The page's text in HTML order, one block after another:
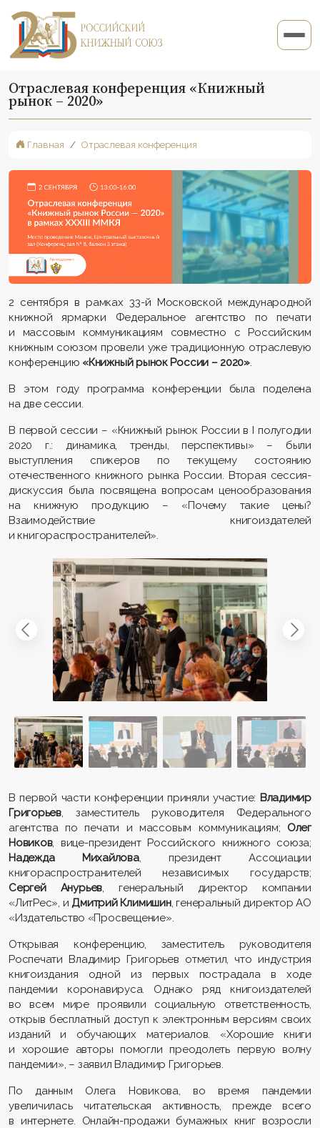
Отраслевая конференция «Книжный
рынок – 2020»
Главная Отраслевая конференция
2 сентября в рамках 33-й Московской международной
книжной ярмарки Федеральное агентство по печати
и массовым коммуникациям совместно с Российским
книжным союзом провели уже традиционную отраслевую
конференцию «Книжный рынок России – 2020».
В этом году программа конференции была поделена
на две сессии.
В первой сессии – «Книжный рынок России в I полугодии
2020 г.: динамика, тренды, перспективы» – были
выступления спикеров по текущему состоянию
отечественного книжного рынка России. Вторая сессия-
дискуссия была посвящена вопросам ценообразования
на книжную продукцию – «Почему такие цены?
Взаимодействие книгоиздателей
и книгораспространителей».
В первой части конференции приняли участие: Владимир
Григорьев, заместитель руководителя Федерального
агентства по печати и массовым коммуникациям; Олег
Новиков, вице-президент Российского книжного союза;
Надежда Михайлова, президент Ассоциации
книгораспространителей независимых государств;
Сергей Анурьев, генеральный директор компании
«ЛитРес», иДмитрий Климишин, генеральный директор АО
«Издательство «Просвещение».
Открывая конференцию, заместитель руководителя
Роспечати Владимир Григорьев отметил, что индустрия
книгоиздания одной из первых пострадала в ходе
пандемии коронавируса. Однако ряд книгоиздателей
во всем мире проявили социальную ответственность,
открыв бесплатный доступ к электронным версиям своих
изданий и обучающих материалов. «Хорошие книги
и хорошие авторы помогли преодолеть первую волну
пандемии», – заявил Владимир Григорьев.
По данным Олега Новикова, во время пандемии
увеличилась читательская активность, прежде всего
в интернете. Онлайн-продажи бумажных книг возросли